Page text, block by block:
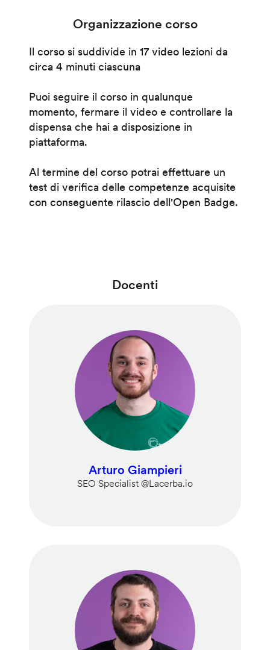
Organizzazione corso
Il corso si suddivide in 17 video lezioni da
circa 4 minuti ciascuna
Puoi seguire il corso in qualunque
momento, fermare il video e controllare la
dispensa che hai a disposizione in
piattaforma.
Al termine del corso potrai effettuare un
test di verifica delle competenze acquisite
con conseguente rilascio dell'Open Badge.
Docenti
Arturo Giampieri
SEO Specialist @Lacerba.io